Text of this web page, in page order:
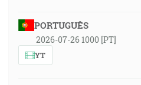
PORTUGUÊS
2026-07-26 1000 [PT]
YT